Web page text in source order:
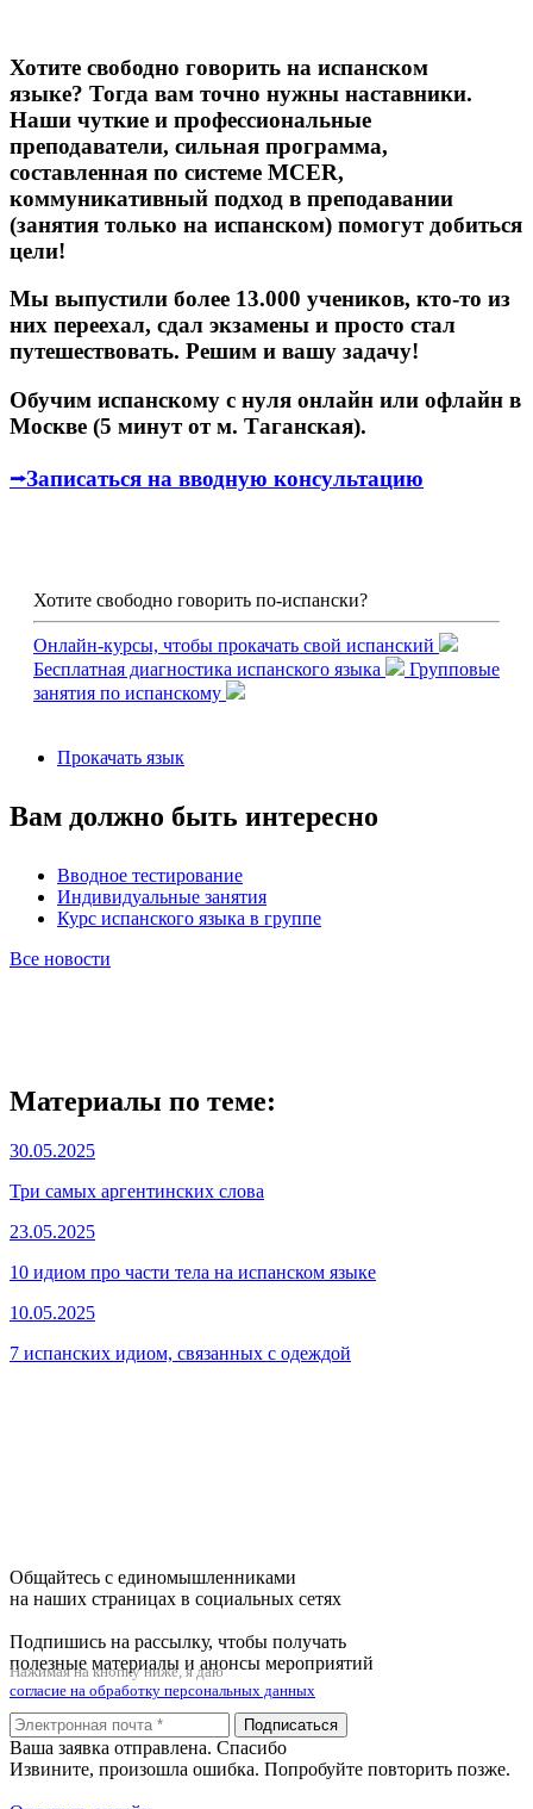
Хотите свободно говорить на испанском
языке? Тогда вам точно нужны наставники.
Наши чуткие и профессиональные
преподаватели, сильная программа,
составленная по системе MCER,
коммуникативный подход в преподавании
(занятия только на испанском) помогут добиться
цели!
Мы выпустили более 13.000 учеников, кто-то из
них переехал, сдал экзамены и просто стал
путешествовать. Решим и вашу задачу!
Обучим испанскому с нуля онлайн или офлайн в
Москве (5 минут от м. Таганская).
⭢Записаться на вводную консультацию
Хотите свободно говорить по-испански?
Онлайн-курсы, чтобы прокачать свой испанский
Бесплатная диагностика испанского языка
Групповые
занятия по испанскому
Прокачать язык
Вам должно быть интересно
Вводное тестирование
Индивидуальные занятия
Курс испанского языка в группе
Все новости
Материалы по теме:
30.05.2025
Три самых аргентинских слова
23.05.2025
10 идиом про части тела на испанском языке
10.05.2025
7 испанских идиом, связанных с одеждой
Общайтесь с единомышленниками
на наших страницах в социальных сетях
Подпишись на рассылку, чтобы получать
полезные материалы и анонсы мероприятий
Нажимая на кнопку ниже, я даю
согласие на обработку персональных данных
Подписаться
Ваша заявка отправлена. Спасибо
Извините, произошла ошибка. Попробуйте повторить позже.